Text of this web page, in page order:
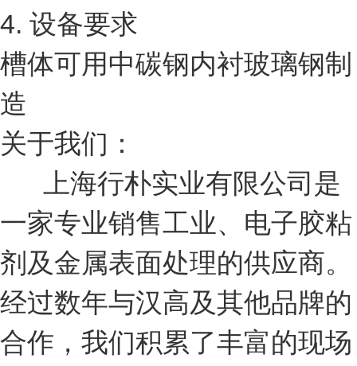
4. 设备要求
槽体可用中碳钢内衬玻璃钢制
造
关于我们：
上海行朴实业有限公司是
一家专业销售工业、电子胶粘
剂及金属表面处理的供应商。
经过数年与汉高及其他品牌的
合作，我们积累了丰富的现场